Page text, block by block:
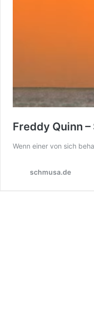
Freddy Quinn
Wenn einer von sich
schmusa.de